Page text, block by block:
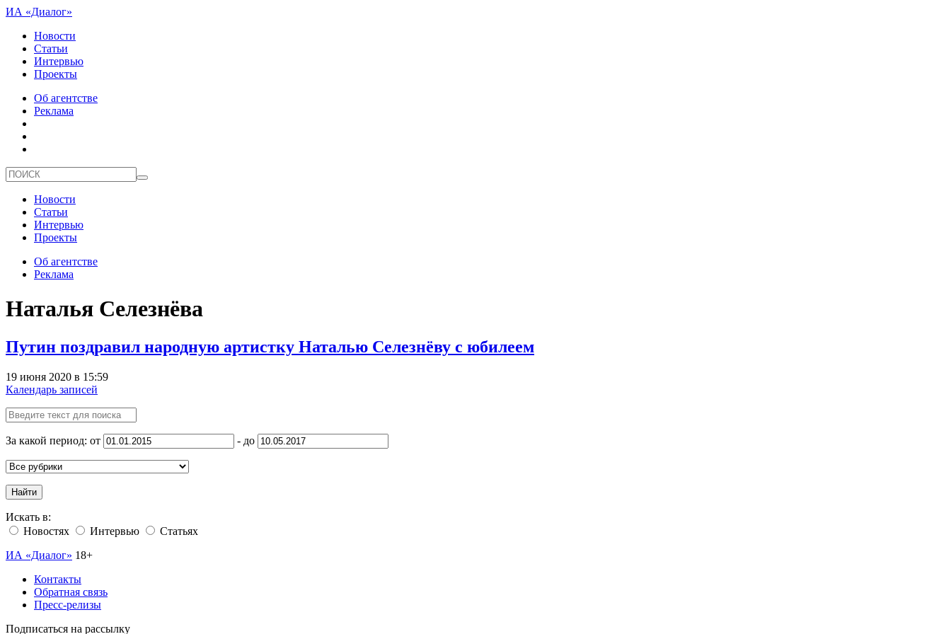
ИА «Диалог»
Новости
Статьи
Интервью
Проекты
Об агентстве
Реклама
Новости
Статьи
Интервью
Проекты
Об агентстве
Реклама
Наталья Селезнёва
Путин поздравил народную артистку Наталью Селезнёву с юбилеем
19 июня 2020 в 15:59
Календарь записей
За какой период: от - до
Найти
Искать в:
Новостях
Интервью
Статьях
ИА «Диалог» 18+
Контакты
Обратная связь
Пресс-релизы
Подписаться на рассылку